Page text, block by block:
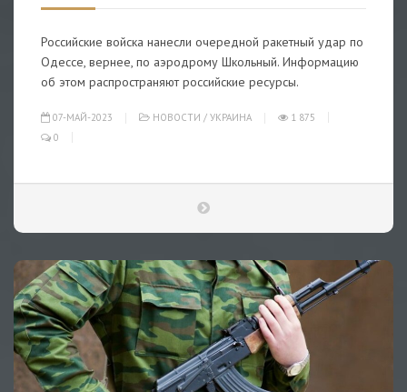
Российские войска нанесли очередной ракетный удар по
Одессе, вернее, по аэродрому Школьный. Информацию
об этом распространяют российские ресурсы.
07-МАЙ-2023 НОВОСТИ / УКРАИНА
1 875
0